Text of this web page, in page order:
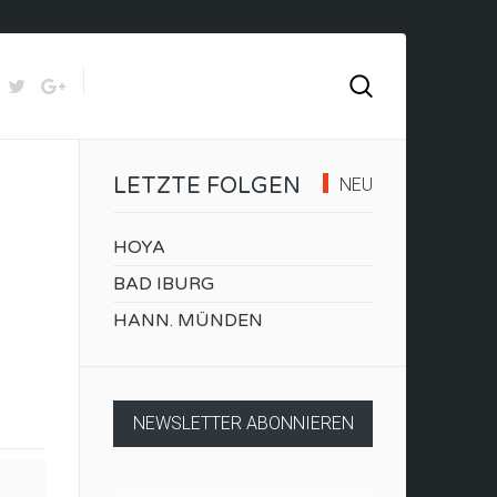
NEU
LETZTE FOLGEN
HOYA
BAD IBURG
HANN. MÜNDEN
NEWSLETTER ABONNIEREN